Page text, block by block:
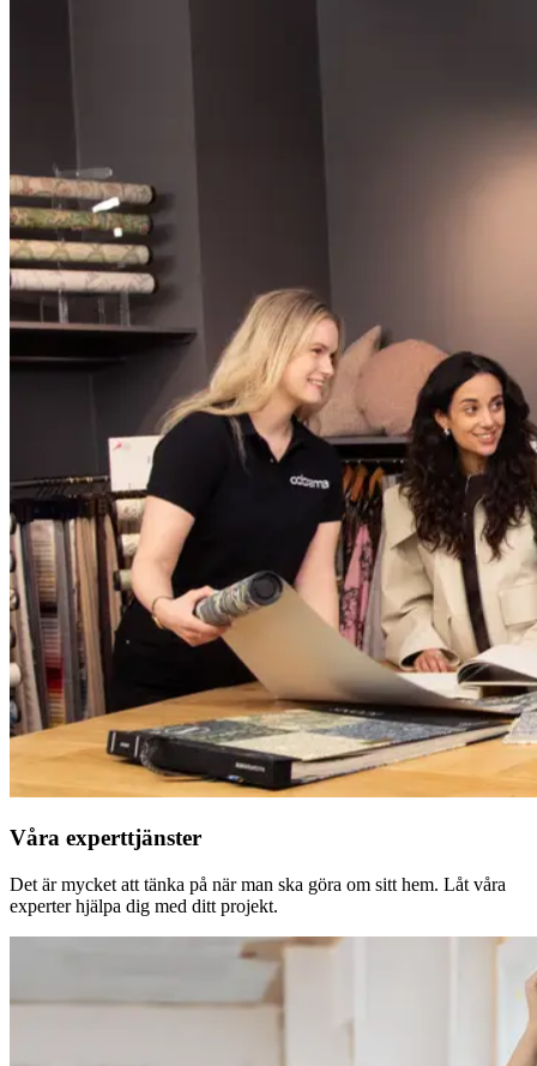
Våra experttjänster
Det är mycket att tänka på när man ska göra om sitt hem. Låt våra
experter hjälpa dig med ditt projekt.